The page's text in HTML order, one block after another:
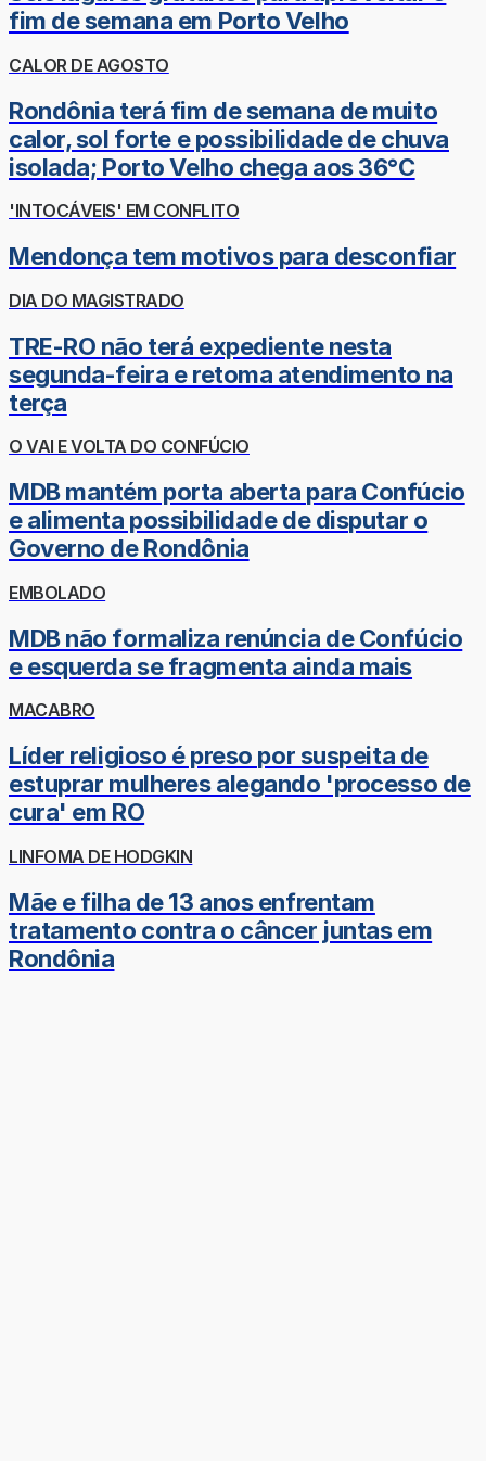
fim de semana em Porto Velho
CALOR DE AGOSTO
Rondônia terá fim de semana de muito
calor, sol forte e possibilidade de chuva
isolada; Porto Velho chega aos 36°C
'INTOCÁVEIS' EM CONFLITO
Mendonça tem motivos para desconfiar
DIA DO MAGISTRADO
TRE-RO não terá expediente nesta
segunda-feira e retoma atendimento na
terça
O VAI E VOLTA DO CONFÚCIO
MDB mantém porta aberta para Confúcio
e alimenta possibilidade de disputar o
Governo de Rondônia
EMBOLADO
MDB não formaliza renúncia de Confúcio
e esquerda se fragmenta ainda mais
MACABRO
Líder religioso é preso por suspeita de
estuprar mulheres alegando 'processo de
cura' em RO
LINFOMA DE HODGKIN
Mãe e filha de 13 anos enfrentam
tratamento contra o câncer juntas em
Rondônia